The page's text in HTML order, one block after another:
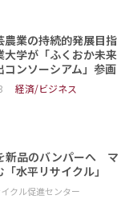
農業の持続的発展目指
学が「ふくおか未来
ンソーシアム」参画
経済/ビジネス
新品のバンパーへ マ
水平リサイクル」
クル促進センター